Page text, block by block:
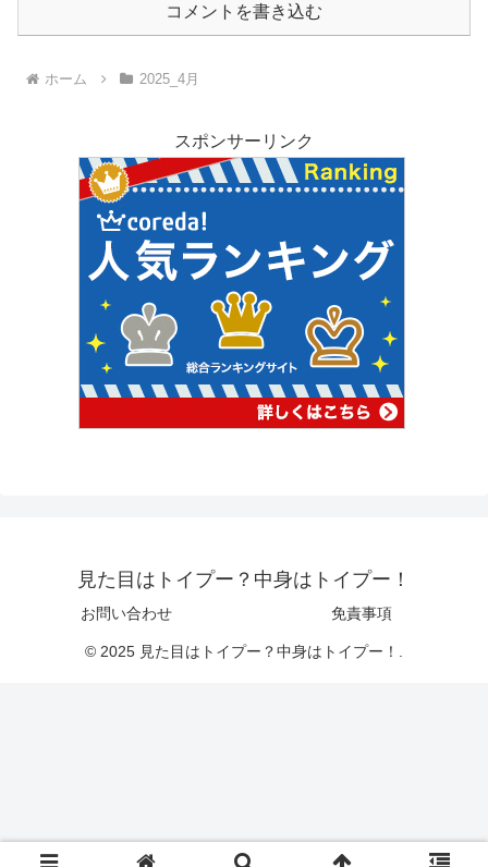
コメントを書き込む
ホーム 2025_4月
スポンサーリンク
見た目はトイプー？中身はトイプー！
お問い合わせ 免責事項
© 2025 見た目はトイプー？中身はトイプー！.